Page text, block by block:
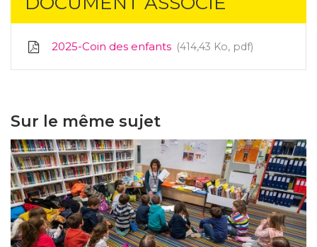
2025-Coin des enfants 414,43 Ko, pdf
Sur le même sujet